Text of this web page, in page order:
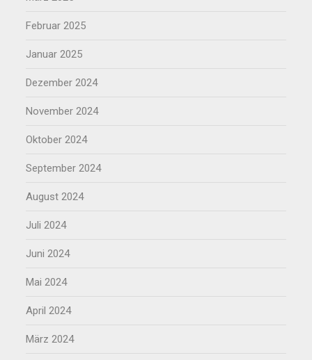
Februar 2025
Januar 2025
Dezember 2024
November 2024
Oktober 2024
September 2024
August 2024
Juli 2024
Juni 2024
Mai 2024
April 2024
März 2024